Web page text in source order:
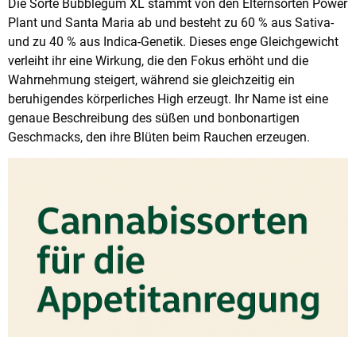
Die Sorte Bubblegum XL stammt von den Elternsorten Power
Plant und Santa Maria ab und besteht zu 60 % aus Sativa-
und zu 40 % aus Indica-Genetik. Dieses enge Gleichgewicht
verleiht ihr eine Wirkung, die den Fokus erhöht und die
Wahrnehmung steigert, während sie gleichzeitig ein
beruhigendes körperliches High erzeugt. Ihr Name ist eine
genaue Beschreibung des süßen und bonbonartigen
Geschmacks, den ihre Blüten beim Rauchen erzeugen.